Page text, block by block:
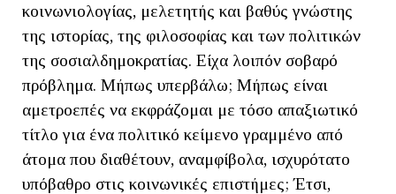
κοινωνιολογίας, μελετητής και βαθύς γνώστης
της ιστορίας, της φιλοσοφίας και των πολιτικών
της σοσιαλδημοκρατίας. Είχα λοιπόν σοβαρό
πρόβλημα. Μήπως υπερβάλω; Μήπως είναι
αμετροεπές να εκφράζομαι με τόσο απαξιωτικό
τίτλο για ένα πολιτικό κείμενο γραμμένο από
άτομα που διαθέτουν, αναμφίβολα, ισχυρότατο
υπόβαθρο στις κοινωνικές επιστήμες; Έτσι,